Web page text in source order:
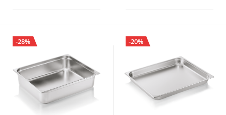
-28% -20%